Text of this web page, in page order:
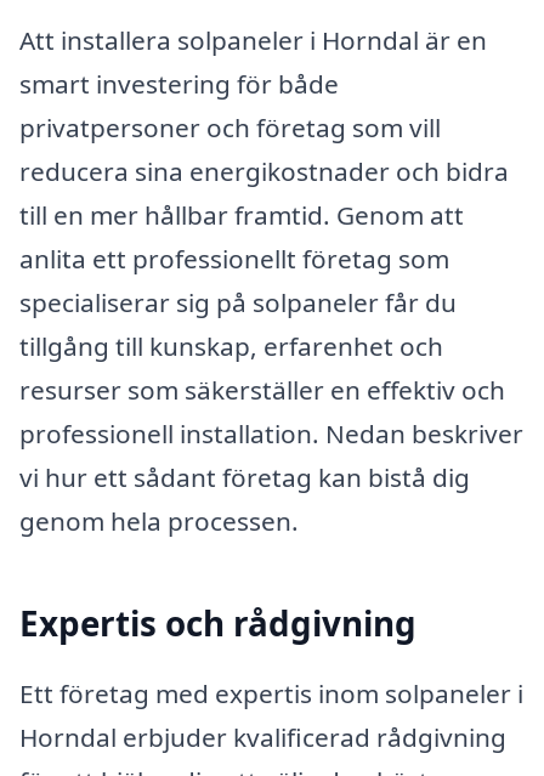
Att installera solpaneler i Horndal är en
smart investering för både
privatpersoner och företag som vill
reducera sina energikostnader och bidra
till en mer hållbar framtid. Genom att
anlita ett professionellt företag som
specialiserar sig på solpaneler får du
tillgång till kunskap, erfarenhet och
resurser som säkerställer en effektiv och
professionell installation. Nedan beskriver
vi hur ett sådant företag kan bistå dig
genom hela processen.
Expertis och rådgivning
Ett företag med expertis inom solpaneler i
Horndal erbjuder kvalificerad rådgivning